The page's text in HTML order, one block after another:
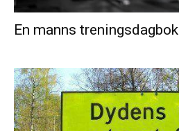
En manns treningsdagbok